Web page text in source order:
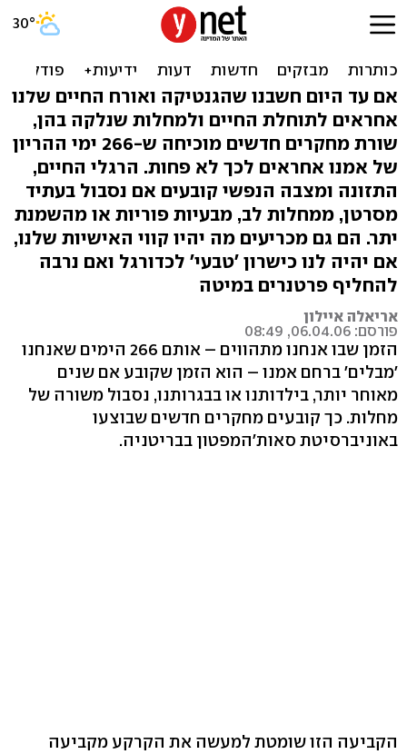
גורלנו נקבע כבר ברחם:
מהיחס למין ועד סיכון לסרטן
אם עד היום חשבנו שהגנטיקה ואורח החיים שלנו
אחראים לתוחלת החיים ולמחלות שנלקה בהן,
שורת מחקרים חדשים מוכיחה ש-266 ימי ההריון
של אמנו אחראים לכך לא פחות. הרגלי החיים,
התזונה ומצבה הנפשי קובעים אם נסבול בעתיד
מסרטן, ממחלות לב, מבעיות פוריות או מהשמנת
יתר. הם גם מכריעים מה יהיו קווי האישיות שלנו,
אם יהיה לנו כישרון 'טבעי' לכדורגל ואם נרבה
להחליף פרטנרים במיטה
אריאלה איילון
פורסם: 06.04.06, 08:49
הזמן שבו אנחנו מתהווים – אותם 266 הימים שאנחנו
'מבלים' ברחם אמנו – הוא הזמן שקובע אם שנים
מאוחר יותר, בילדותנו או בבגרותנו, נסבול משורה של
מחלות. כך קובעים מחקרים חדשים שבוצעו
באוניברסיטת סאות'המפטון בבריטניה.
הקביעה הזו שומטת למעשה את הקרקע מקביעה